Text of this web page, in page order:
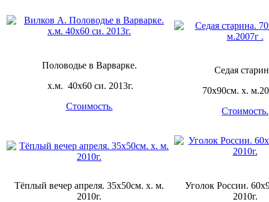
Половодье в Варварке.
х.м. 40х60 си. 2013г.
Стоимость.
Седая
70х90см. х.
Стоимость.
Тёплый вечер апреля. 35х50см. х. м.
2010г.
Уголок России.
2010г.